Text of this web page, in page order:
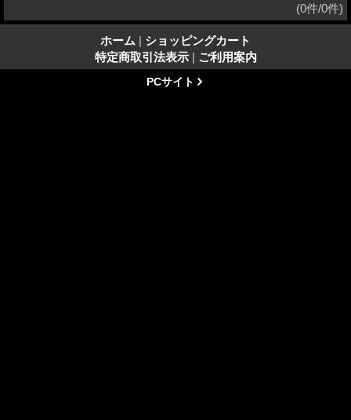
(0件/0件)
ホーム | ショッピングカート
特定商取引法表示 | ご利用案内
PCサイト